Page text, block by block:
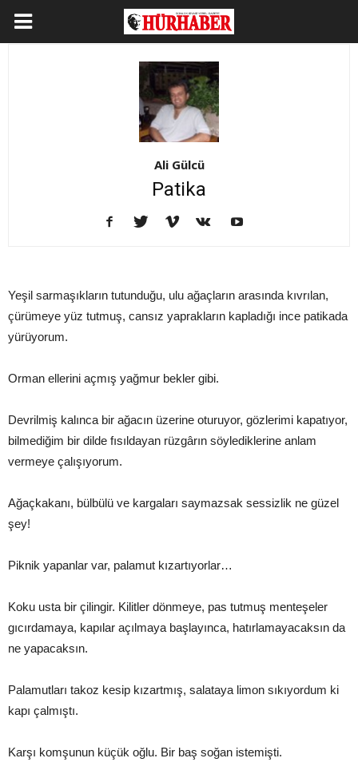
Ali Gülcü
Patika
Yeşil sarmaşıkların tutunduğu, ulu ağaçların arasında kıvrılan,
çürümeye yüz tutmuş, cansız yaprakların kapladığı ince patikada
yürüyorum.
Orman ellerini açmış yağmur bekler gibi.
Devrilmiş kalınca bir ağacın üzerine oturuyor, gözlerimi kapatıyor,
bilmediğim bir dilde fısıldayan rüzgârın söylediklerine anlam
vermeye çalışıyorum.
Ağaçkakanı, bülbülü ve kargaları saymazsak sessizlik ne güzel
şey!
Piknik yapanlar var, palamut kızartıyorlar…
Koku usta bir çilingir. Kilitler dönmeye, pas tutmuş menteşeler
gıcırdamaya, kapılar açılmaya başlayınca, hatırlamayacaksın da
ne yapacaksın.
Palamutları takoz kesip kızartmış, salataya limon sıkıyordum ki
kapı çalmıştı.
Karşı komşunun küçük oğlu. Bir baş soğan istemişti.